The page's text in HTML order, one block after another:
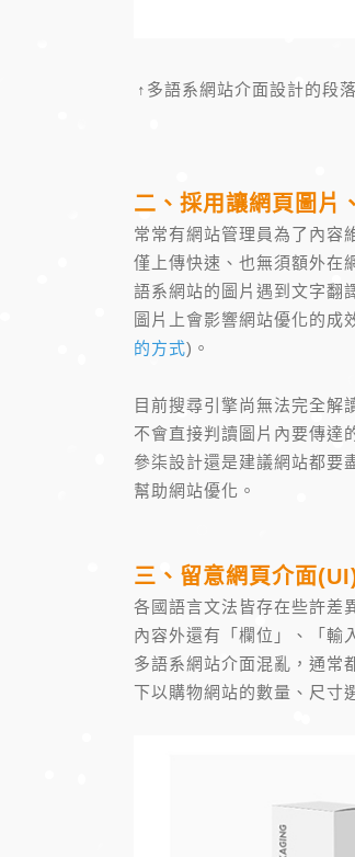
↑多語系網站介面設計的段
二、採用讓網頁圖片
常常有網站管理員為了內容
僅上傳快速、也無須額外在
語系網站的圖片遇到文字翻
圖片上會影響網站優化的成
的方式)。
目前搜尋引擎尚無法完全解
不會直接判讀圖片內要傳達
參柒設計還是建議網站都要
幫助網站優化。
三、留意網頁介面
各國語言文法皆存在些許差
內容外還有「欄位」、「輸
多語系網站介面混亂，通常
下以購物網站的數量、尺寸